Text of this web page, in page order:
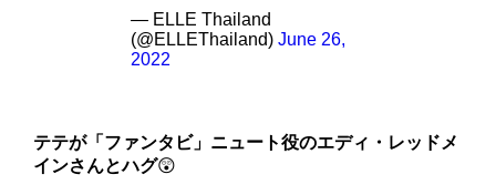
— ELLE Thailand
(@ELLEThailand)June 26,
2022
テテが「ファンタビ」ニュート役のエディ・レッドメ
インさんとハグ😲